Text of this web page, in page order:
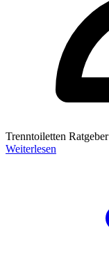
Trenntoiletten Ratgeber
Weiterlesen